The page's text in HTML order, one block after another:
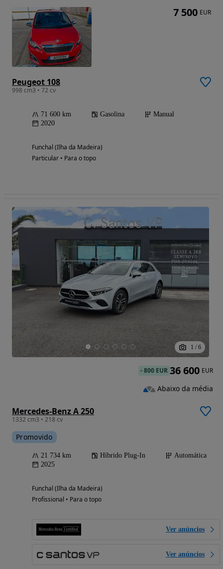
Peugeot 108
998 cm3 • 72 cv
71 600 km Gasolina
Manual
2020
Funchal (Ilha da Madeira)
Particular • Para o topo
7 500 EUR
1 / 6
Mercedes-Benz A 250
1332 cm3 • 218 cv
Promovido
21 734 km Híbrido Plug-In
Automática
2025
Funchal (Ilha da Madeira)
Profissional • Para o topo
Ver anúncios
Ver anúncios
-800 EUR 36 600 EUR
Abaixo da média